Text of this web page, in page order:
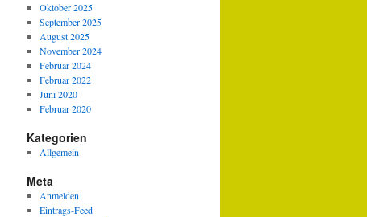
Oktober 2025
September 2025
August 2025
November 2024
Februar 2024
Februar 2022
Juni 2020
Februar 2020
Kategorien
Allgemein
Meta
Anmelden
Eintrags-Feed